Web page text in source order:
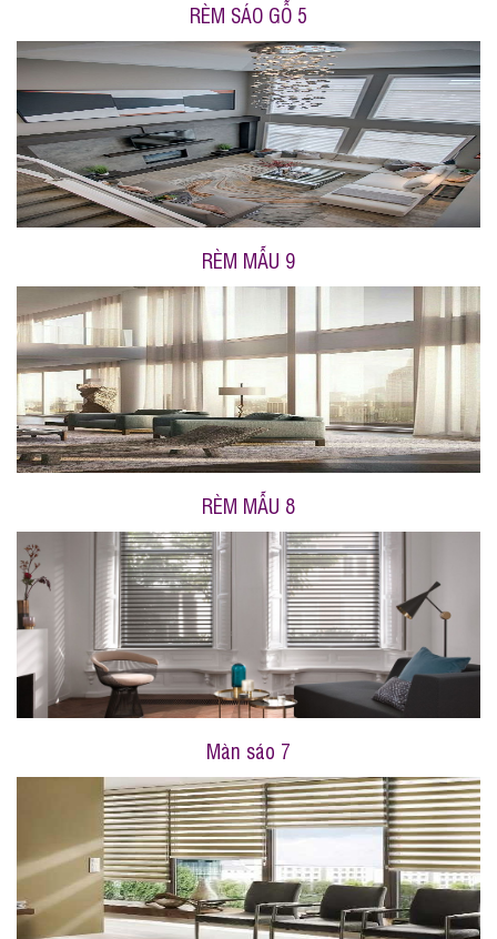
RÈM SÁO GỖ 5
RÈM MẪU 9
RÈM MẪU 8
Màn sáo 7